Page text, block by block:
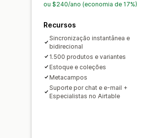
ou $240/ano (economia de 17%)
Recursos
Sincronização instantânea e
bidirecional
1.500 produtos e variantes
Estoque e coleções
Metacampos
Suporte por chat e e-mail +
Especialistas no Airtable